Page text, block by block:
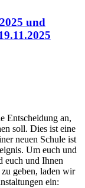
und
Entscheidung an,
soll. Dies ist eine
neuen Schule ist
Um euch und
euch und Ihnen
geben, laden wir
ein: